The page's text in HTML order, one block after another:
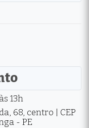
13h
68, centro | CEP
- PE